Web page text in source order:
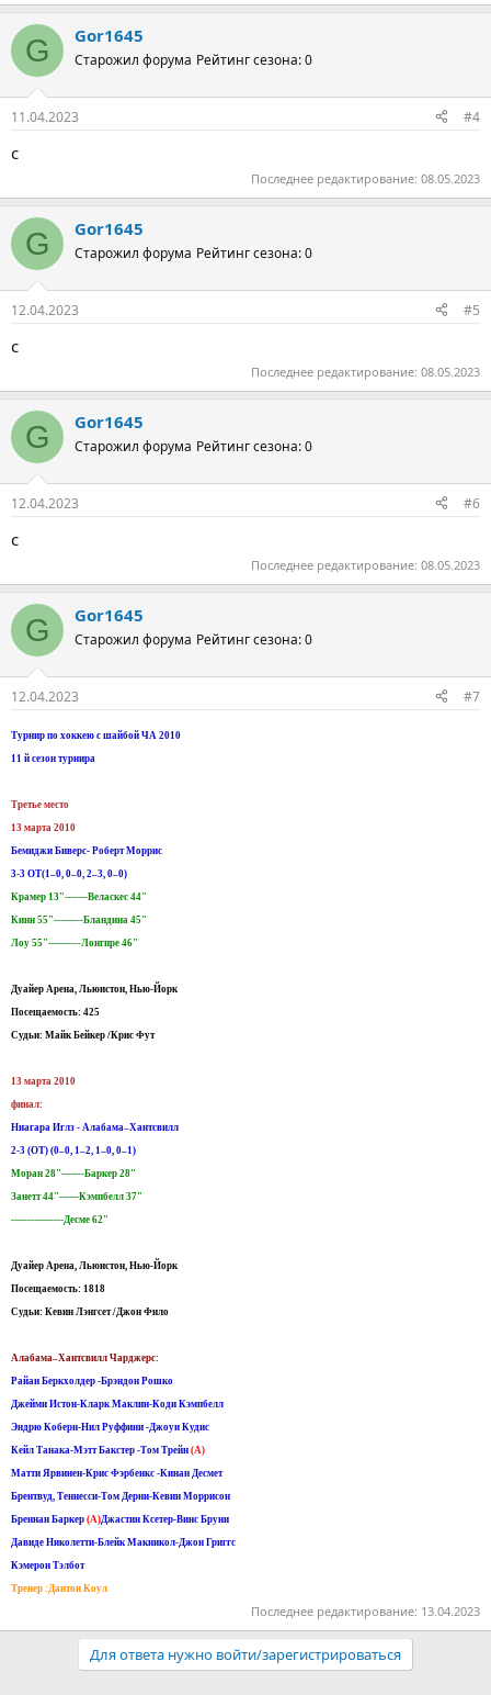
G Gor1645
Старожил форума Рейтинг сезона: 0
11.04.2023 #4
с
Последнее редактирование: 08.05.2023
G Gor1645
Старожил форума Рейтинг сезона: 0
12.04.2023 #5
с
Последнее редактирование: 08.05.2023
G Gor1645
Старожил форума Рейтинг сезона: 0
12.04.2023 #6
с
Последнее редактирование: 08.05.2023
G Gor1645
Старожил форума Рейтинг сезона: 0
12.04.2023 #7
Турнир по хоккею с шайбой ЧА 2010
11 й сезон турнира
Третье место
13 марта 2010
Бемиджи Биверс- Роберт Моррис
3-3 ОТ(1–0, 0–0, 2–3, 0–0)
Крамер 13"-------Веласкес 44"
Кинн 55"---------Бландина 45"
Лоу 55"----------Лонгпре 46"
Дуайер Арена, Льюистон, Нью-Йорк
Посещаемость: 425
Судьи: Майк Бейкер /Крис Фут
13 марта 2010
финал:
Ниагара Иглз - Алабама–Хантсвилл
2-3 (ОТ) (0–0, 1–2, 1–0, 0–1)
Моран 28"-------Баркер 28"
Занетт 44"------Кэмпбелл 37"
----------------Десме 62"
Дуайер Арена, Льюистон, Нью-Йорк
Посещаемость: 1818
Судьи: Кевин Лэнгсет /Джон Фило
Алабама–Хантсвилл Чарджерс:
Райан Беркхолдер -Брэндон Рошко
Джейми Истон-Кларк Маклин-Коди Кэмпбелл
Эндрю Коберн-Нил Руффини -Джоуи Кудис
Кейл Танака-Мэтт Бакстер -Том Трейн (A)
Матти Ярвинен-Крис Фэрбенкс -Кинан Десмет
Брентвуд, Теннесси-Том Дерни-Кевин Моррисон
Бреннан Баркер (A)Джастин Ксетер-Винс Бруни
Давиде Николетти-Блейк Макникол-Джон Григгс
Кэмерон Тэлбот
Тренер :Дантон Коул
Последнее редактирование: 13.04.2023
Для ответа нужно войти/зарегистрироваться